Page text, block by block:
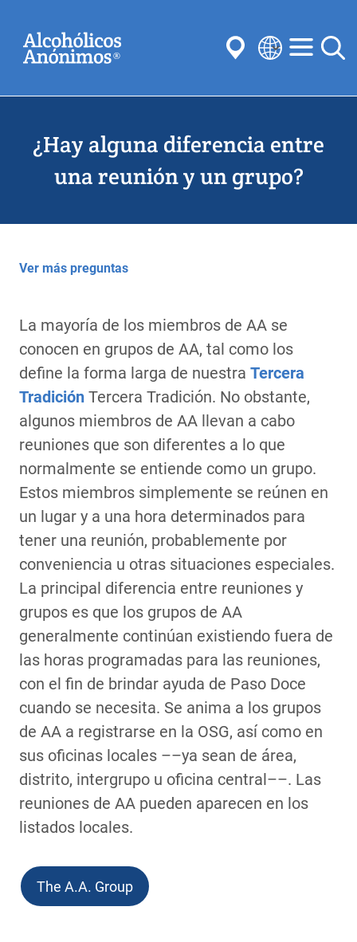
content
Buscar
Enviar
Búsquedas habituales:
Anonimato
Tradiciones
Conceptos
Comités
Select
language
¿Hay alguna diferencia entre
una reunión y un grupo?
Ver más preguntas
La mayoría de los miembros de AA se
conocen en grupos de AA, tal como los
define la forma larga de nuestra Tercera
Tradición Tercera Tradición. No obstante,
algunos miembros de AA llevan a cabo
reuniones que son diferentes a lo que
normalmente se entiende como un grupo.
Estos miembros simplemente se reúnen en
un lugar y a una hora determinados para
tener una reunión, probablemente por
conveniencia u otras situaciones especiales.
La principal diferencia entre reuniones y
grupos es que los grupos de AA
generalmente continúan existiendo fuera de
las horas programadas para las reuniones,
con el fin de brindar ayuda de Paso Doce
cuando se necesita. Se anima a los grupos
de AA a registrarse en la OSG, así como en
sus oficinas locales ––ya sean de área,
distrito, intergrupo u oficina central––. Las
reuniones de AA pueden aparecen en los
listados locales.
Link
The A.A. Group